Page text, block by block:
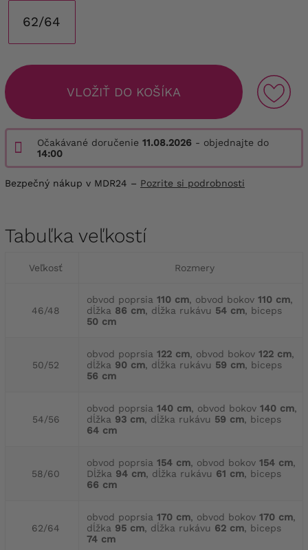
62/64
VLOŽIŤ DO KOŠÍKA
Očakávané doručenie 11.08.2026 - objednajte do
14:00
Bezpečný nákup v MDR24 – Pozrite si podrobnosti
Tabuľka veľkostí
Veľkosť Rozmery
46/48
obvod poprsia 110 cm, obvod bokov 110 cm,
dĺžka 86 cm, dĺžka rukávu 54 cm, biceps
50 cm
50/52
obvod poprsia 122 cm, obvod bokov 122 cm,
dĺžka 90 cm, dĺžka rukávu 59 cm, biceps
56 cm
54/56
obvod poprsia 140 cm, obvod bokov 140 cm,
dĺžka 93 cm, dĺžka rukávu 59 cm, biceps
64 cm
58/60
obvod poprsia 154 cm, obvod bokov 154 cm,
Dĺžka 94 cm, dĺžka rukávu 61 cm, biceps
66 cm
62/64
obvod poprsia 170 cm, obvod bokov 170 cm,
dĺžka 95 cm, dĺžka rukávu 62 cm, biceps
74 cm